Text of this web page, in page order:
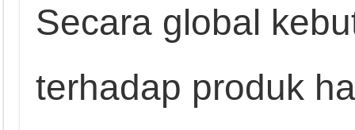
Secara global
terhadap produk